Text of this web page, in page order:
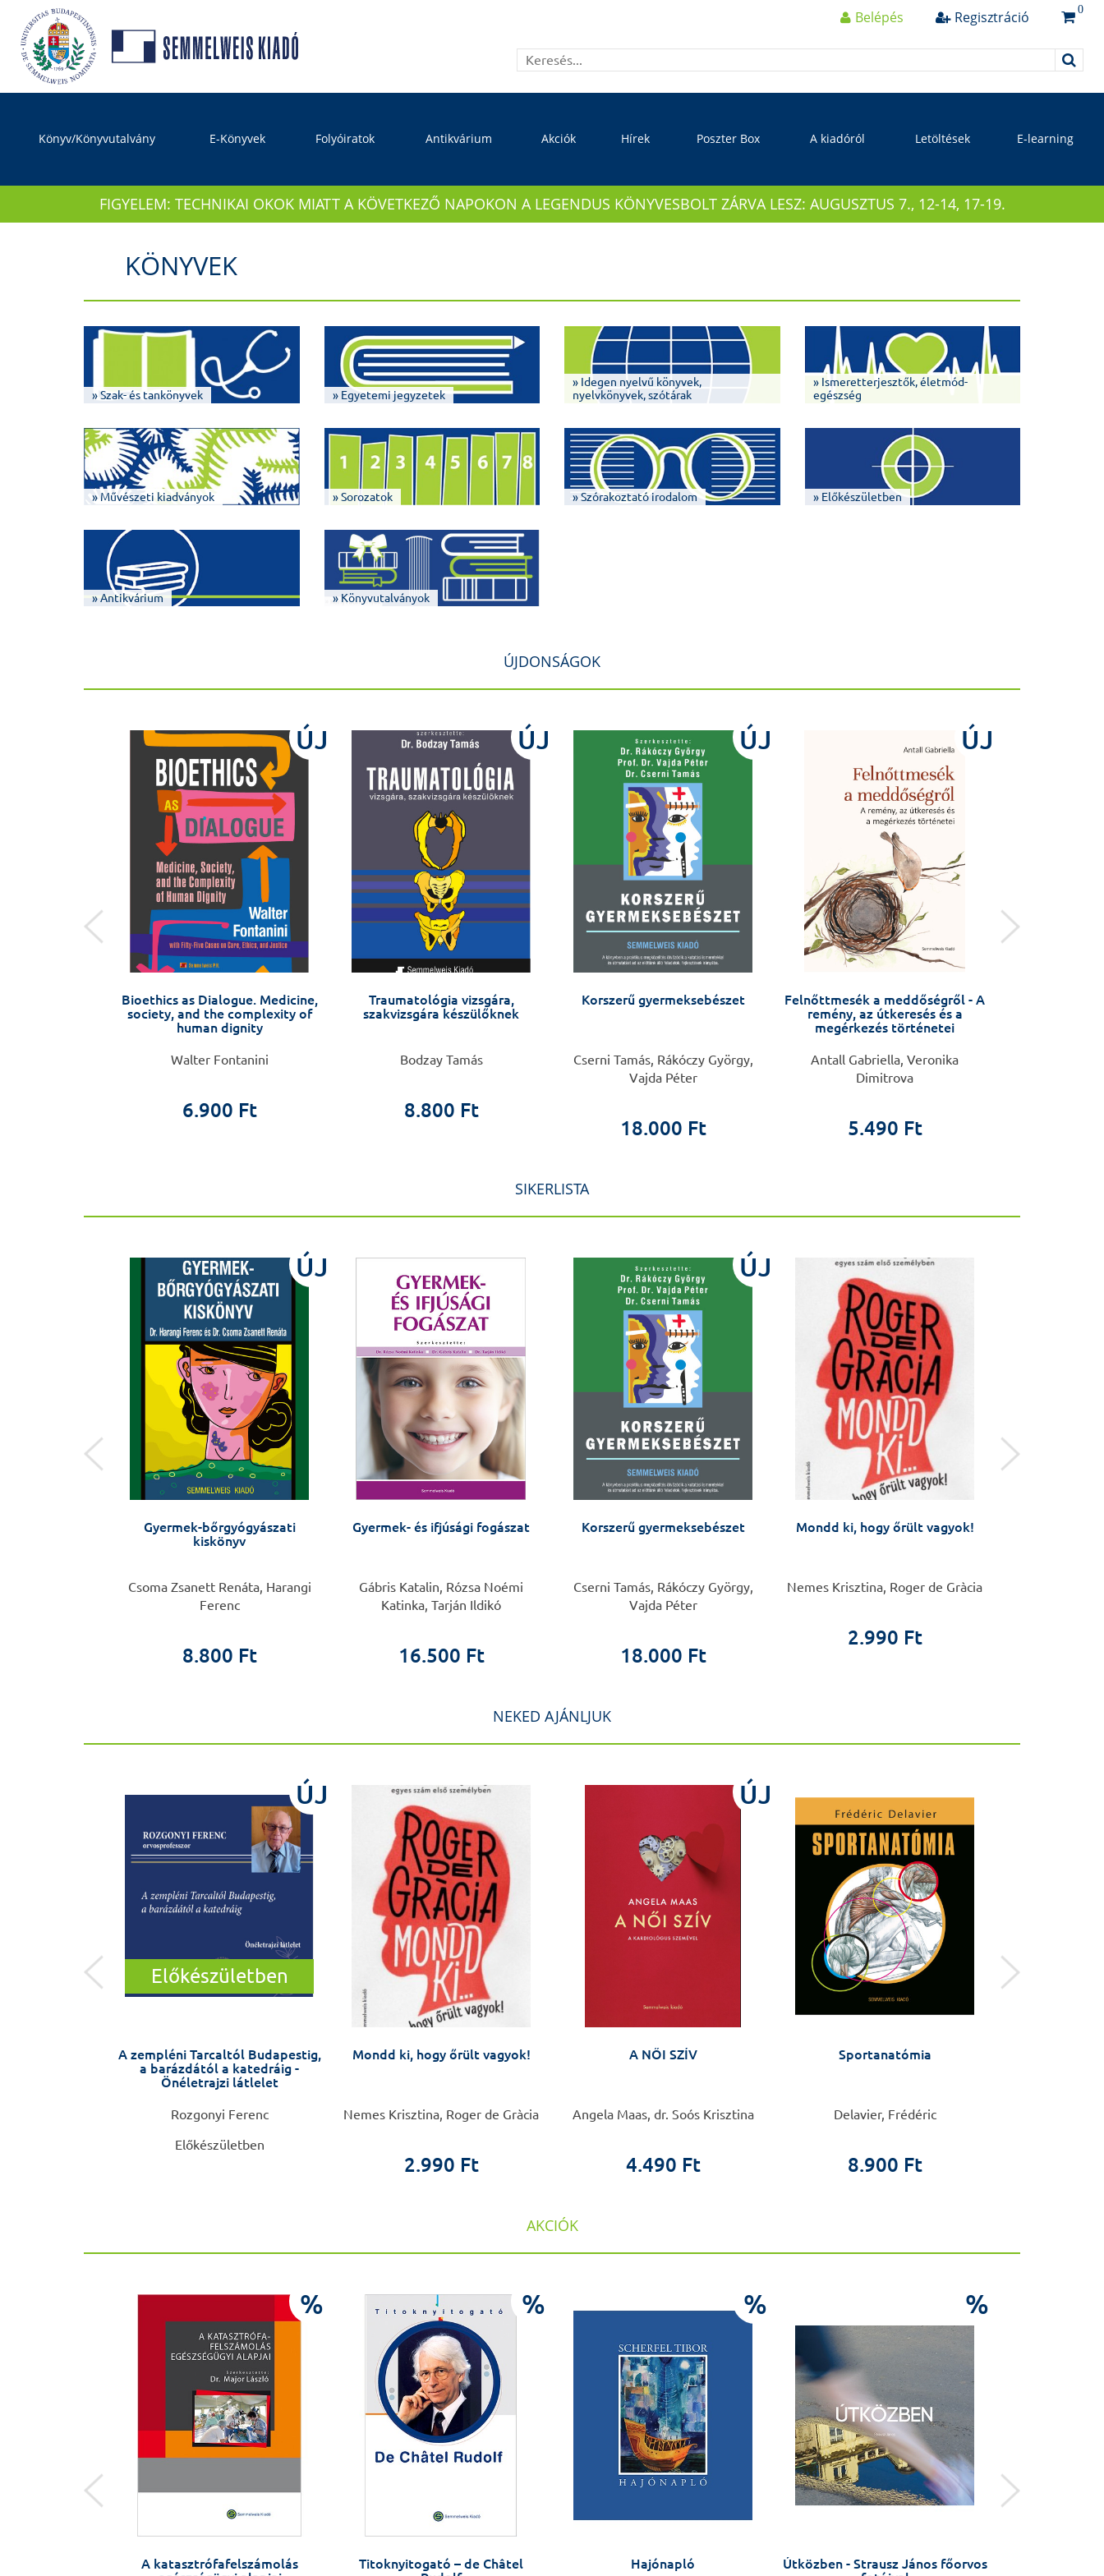
Belépés Regisztráció 0
Könyv/Könyvutalvány E-Könyvek Folyóiratok Antikvárium Akciók Hírek Poszter Box A kiadóról Letöltések E-learning
FIGYELEM: TECHNIKAI OKOK MIATT A KÖVETKEZŐ NAPOKON A LEGENDUS KÖNYVESBOLT ZÁRVA LESZ: AUGUSZTUS 7., 12-14, 17-19.
KÖNYVEK
» Szak- és tankönyvek » Egyetemi jegyzetek
» Idegen nyelvű könyvek,
nyelvkönyvek, szótárak
» Ismeretterjesztők, életmód-
egészség
» Művészeti kiadványok » Sorozatok » Szórakoztató irodalom » Előkészületben
» Antikvárium » Könyvutalványok
ÚJDONSÁGOK
ÚJ
Bioethics as Dialogue. Medicine,
society, and the complexity of
human dignity
Walter Fontanini
6.900 Ft
ÚJ
Traumatológia vizsgára,
szakvizsgára készülőknek
Bodzay Tamás
8.800 Ft
ÚJ
Korszerű gyermeksebészet
Cserni Tamás, Rákóczy György,
Vajda Péter
18.000 Ft
ÚJ
Felnőttmesék a meddőségről - A
remény, az útkeresés és a
megérkezés történetei
Antall Gabriella, Veronika
Dimitrova
5.490 Ft
SIKERLISTA
ÚJ
Gyermek-bőrgyógyászati
kiskönyv
Csoma Zsanett Renáta, Harangi
Ferenc
8.800 Ft
Gyermek- és ifjúsági fogászat
Gábris Katalin, Rózsa Noémi
Katinka, Tarján Ildikó
16.500 Ft
ÚJ
Korszerű gyermeksebészet
Cserni Tamás, Rákóczy György,
Vajda Péter
18.000 Ft
Mondd ki, hogy őrült vagyok!
Nemes Krisztina, Roger de Gràcia
2.990 Ft
NEKED AJÁNLJUK
ÚJ
Előkészületben
A zempléni Tarcaltól Budapestig,
a barázdától a katedráig -
Önéletrajzi látlelet
Rozgonyi Ferenc
Előkészületben
Mondd ki, hogy őrült vagyok!
Nemes Krisztina, Roger de Gràcia
2.990 Ft
ÚJ
A NŐI SZÍV
Angela Maas, dr. Soós Krisztina
4.490 Ft
Sportanatómia
Delavier, Frédéric
8.900 Ft
AKCIÓK
%
A katasztrófafelszámolás
%
Titoknyitogató – de Châtel
%
Hajónapló
%
Útközben - Strausz János főorvos